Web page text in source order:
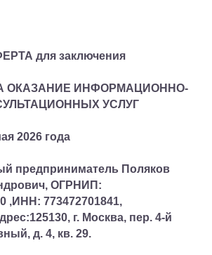
для заключения
ОКАЗАНИЕ ИНФОРМАЦИОННО-
УСЛУГ
2026 года
предприниматель Поляков
ОГРНИП:
,ИНН: 773472701841,
г. Москва, пер. 4-й
д. 4, кв. 29.